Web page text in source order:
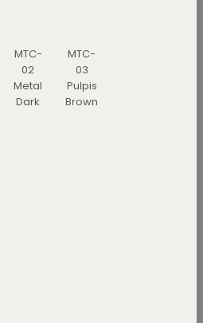
MTC-
02
Metal
Dark
MTC-
03
Pulpis
Brown